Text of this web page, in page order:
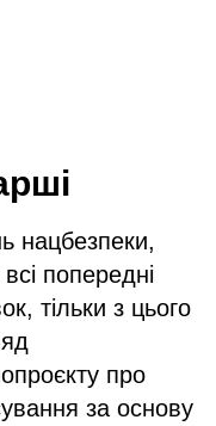
нацбезпеки,
попередні
тільки з цього
про
за основу